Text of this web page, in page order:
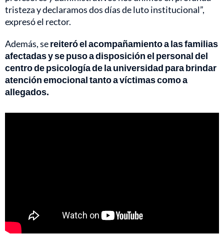
tristeza y declaramos dos días de luto institucional”,
expresó el rector.
Además, sereiteró el acompañamiento a las familias
afectadas y se puso a disposición el personal del
centro de psicología de la universidad para brindar
atención emocional tanto a víctimas como a
allegados.